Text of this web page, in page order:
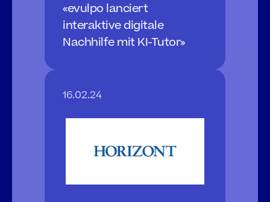
«evulpo lanciert
interaktive digitale
Nachhilfe mit KI-Tutor»
16.02.24